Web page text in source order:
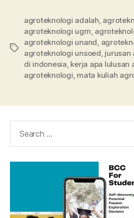
Tags
agroteknologi adalah
agroteknologi ugm
agroteknologi unand
agroteknologi unsoed jurusan
di indonesia kerja apa lulusan
agroteknologi mata kuliah